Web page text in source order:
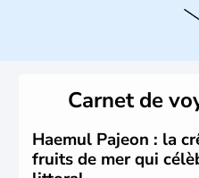
Histoire et
christianisme et le
principales religions. Ce
Corée du Nord. Les Jeux
1988, de même que la
2002, en collaboration avec
Carnet de
Haemul Pajeon : la
fruits de mer qui